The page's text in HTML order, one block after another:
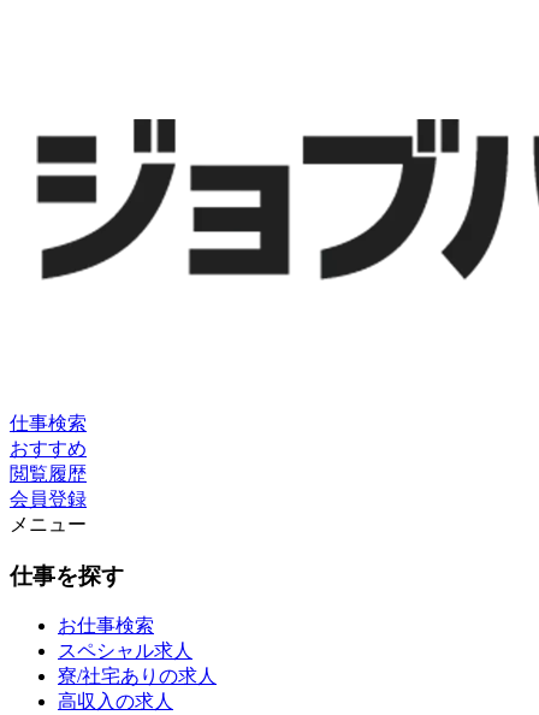
仕事検索
おすすめ
閲覧履歴
会員登録
メニュー
仕事を探す
お仕事検索
スペシャル求人
寮/社宅ありの求人
高収入の求人